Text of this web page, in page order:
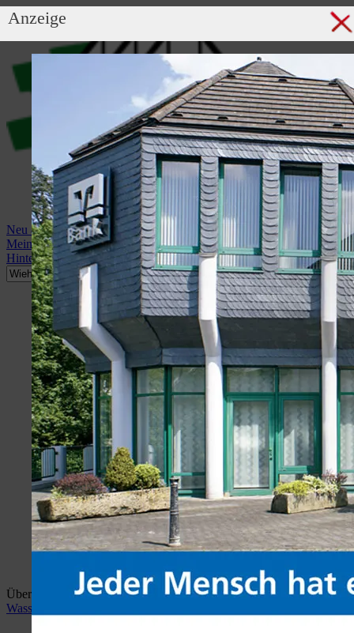
Anzeige
Neu anmelden
Mein Profil
Hintergrundbild anzeigen
Überblick: Home wiehlan.de Hotspots Wiehl
Wiehler
Wasser Welt